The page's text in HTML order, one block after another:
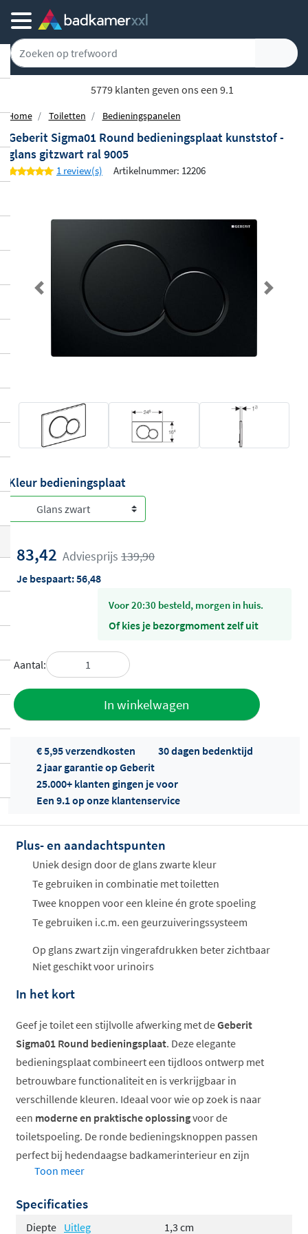
Gratis bezorgd vanaf 100,-
Home Toiletten Bedieningspanelen
Geberit Sigma01 Round bedieningsplaat kunststof -
glans gitzwart ral 9005
1 review(s) Artikelnummer: 12206
Previous Next
Kleur bedieningsplaat
83,42 Adviesprijs 139,90
Je bespaart:56,48
voor 20:30 besteld, morgen in huis.
Of kies je bezorgmoment zelf uit
Aantal:
In winkelwagen
Offertes
ophalen...
€ 5,95 verzendkosten
30 dagen bedenktijd
2 jaar garantie op Geberit
25.000+ klanten gingen je voor
Een 9.1 op onze klantenservice
Plus- en aandachtspunten
Uniek design door de glans zwarte kleur
Te gebruiken in combinatie met toiletten
Twee knoppen voor een kleine én grote spoeling
Te gebruiken i.c.m. een geurzuiveringssysteem
Op glans zwart zijn vingerafdrukken beter zichtbaar
Niet geschikt voor urinoirs
In het kort
Geef je toilet een stijlvolle afwerking met deGeberit
Sigma01 Round bedieningsplaat. Deze elegante
bedieningsplaat combineert een tijdloos ontwerp met
betrouwbare functionaliteit en is verkrijgbaar in
verschillende kleuren. Ideaal voor wie op zoek is naar
een moderne en praktische oplossingvoor de
toiletspoeling. De ronde bedieningsknoppen passen
perfect bij hedendaagse badkamerinterieur en zijn
geschikt voor alle Geberit Sigma inbouwreservoirs.
Verkrijgbaar in diverse stijlvolle kleuren
Ronde bedieningsknoppen voor modern design
Toon meer
Specificaties
Diepte Uitleg
1,3 cm